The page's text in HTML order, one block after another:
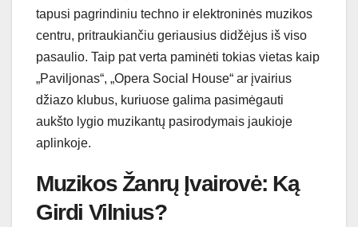
tapusi pagrindiniu techno ir elektroninės muzikos
centru, pritraukiančiu geriausius didžėjus iš viso
pasaulio. Taip pat verta paminėti tokias vietas kaip
„Paviljonas“, „Opera Social House“ ar įvairius
džiazo klubus, kuriuose galima pasimėgauti
aukšto lygio muzikantų pasirodymais jaukioje
aplinkoje.
Muzikos Žanrų Įvairovė: Ką
Girdi Vilnius?